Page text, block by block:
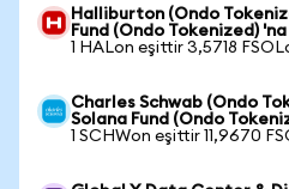
Halliburton (Ondo
Fund (Ondo Tokenized) 'na
1 HALon eşittir 3,5718
Charles Schwab (Ondo
Solana Fund (Ondo
1 SCHWon eşittir 11,9670